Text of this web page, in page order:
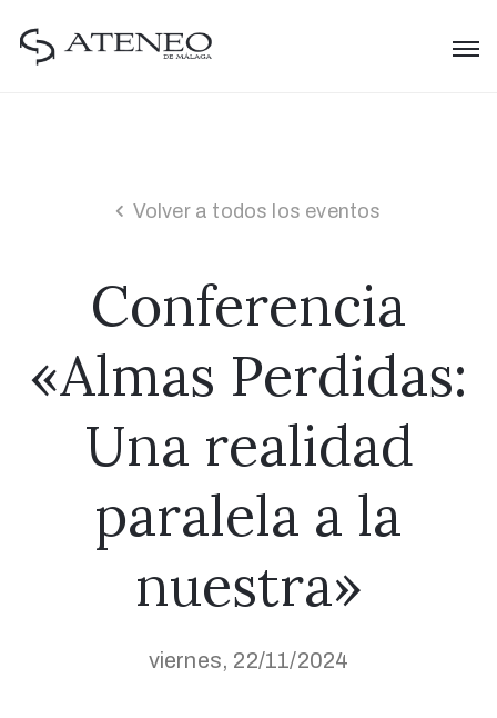
Volver a todos los eventos
Conferencia
«Almas Perdidas:
Una realidad
paralela a la
nuestra»
viernes, 22/11/2024